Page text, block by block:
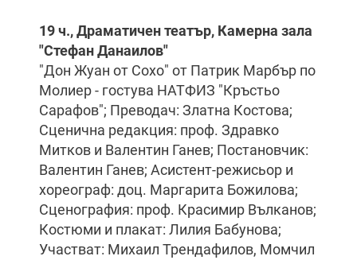
19 ч., Драматичен театър, Камерна зала
"Стефан Данаилов"
"Дон Жуан от Сохо" от Патрик Марбър по
Молиер - гостува НАТФИЗ "Кръстьо
Сарафов"; Преводач: Златна Костова;
Сценична редакция: проф. Здравко
Митков и Валентин Ганев; Постановчик:
Валентин Ганев; Асистент-режисьор и
хореограф: доц. Маргарита Божилова;
Сценография: проф. Красимир Вълканов;
Костюми и плакат: Лилия Бабунова;
Участват: Михаил Трендафилов, Момчил